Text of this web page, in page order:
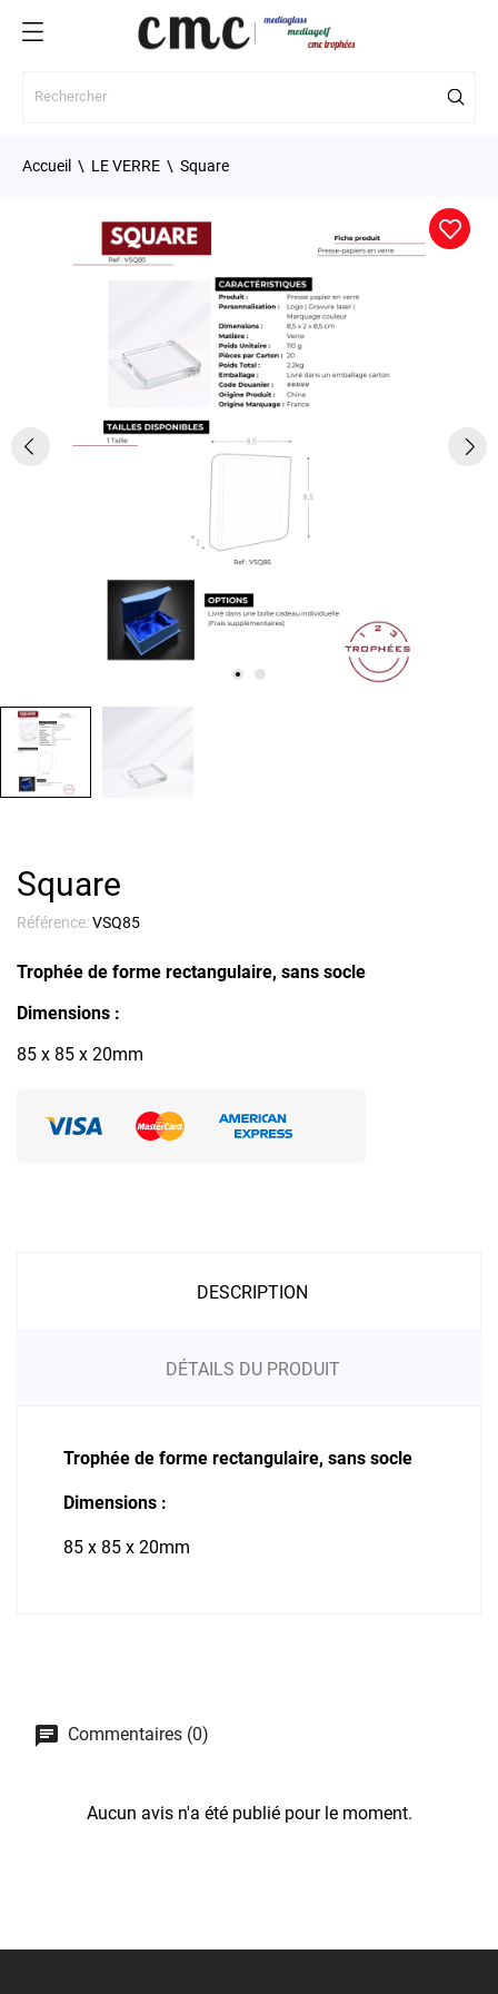
Accueil LE VERRE Square
Square
Référence:VSQ85
Trophée de forme rectangulaire, sans socle
Dimensions :
85 x 85 x 20mm
DESCRIPTION
DÉTAILS DU PRODUIT
Trophée de forme rectangulaire, sans socle
Dimensions :
85 x 85 x 20mm
Commentaires (0)
Aucun avis n'a été publié pour le moment.